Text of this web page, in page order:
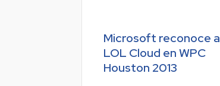
Microsoft reconoce a
LOL Cloud en WPC
Houston 2013